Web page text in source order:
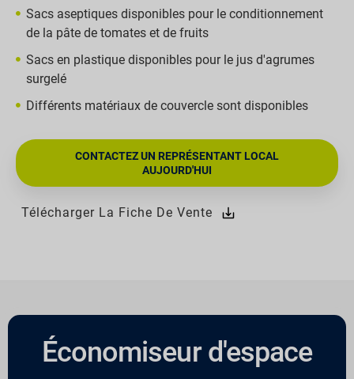
Sacs aseptiques disponibles pour le conditionnement
de la pâte de tomates et de fruits
Sacs en plastique disponibles pour le jus d'agrumes
surgelé
Différents matériaux de couvercle sont disponibles
CONTACTEZ UN REPRÉSENTANT LOCAL
AUJOURD'HUI
Télécharger La Fiche De Vente
Économiseur d'espace